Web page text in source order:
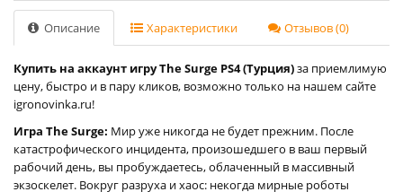
Описание Характеристики Отзывов (0)
Купить на аккаунт игру The Surge PS4 (Турция)за приемлимую
цену, быстро и в пару кликов, возможно только на нашем сайте
igronovinka.ru!
Игра The Surge: Мир уже никогда не будет прежним. После
катастрофического инцидента, произошедшего в ваш первый
рабочий день, вы пробуждаетесь, облаченный в массивный
экзоскелет. Вокруг разруха и хаос: некогда мирные роботы